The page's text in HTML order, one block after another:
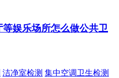
娱乐场所怎么做公共卫
洁净室检测 集中空调卫生检测